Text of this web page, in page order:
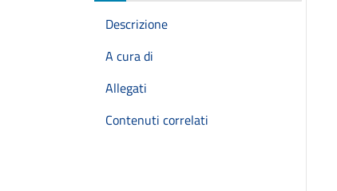
Descrizione
A cura di
Allegati
Contenuti correlati